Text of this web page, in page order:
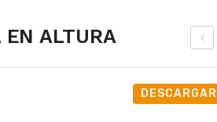
PE
RS
EN ALTURA
DESCARGAR